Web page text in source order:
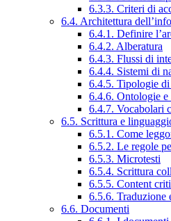
6.3.3. Criteri di
6.4. Architettura
6.4.1. Definire
6.4.2. Alberatura
6.4.3. Flussi di
6.4.4. Sistemi di
6.4.5. Tipologie
6.4.6. Ontologie e
6.4.7. Vocabolari
6.5. Scrittura e
6.5.1. Come
6.5.2. Le regole
6.5.3. Microtesti
6.5.4. Scrittura
6.5.5. Content
6.5.6. Traduzione
6.6. Documenti